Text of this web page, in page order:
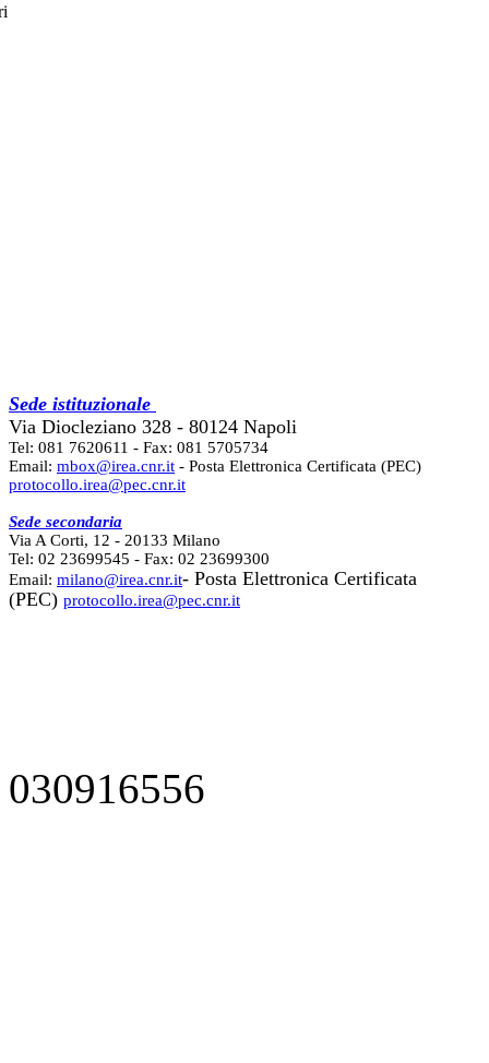
Sede istituzionale
Via Diocleziano 328 - 80124 Napoli
Tel: 081 7620611 - Fax: 081 5705734
Email: mbox@irea.cnr.it - Posta Elettronica Certificata (PEC)
protocollo.irea@pec.cnr.it
Sede secondaria
Via A Corti, 12 - 20133 Milano
Tel: 02 23699545 - Fax: 02 23699300
Email: milano@irea.cnr.it- Posta Elettronica Certificata
(PEC) protocollo.irea@pec.cnr.it
030916556